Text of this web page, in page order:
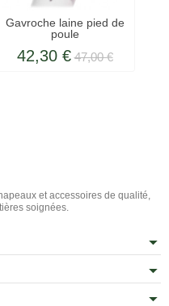
Gavroche laine pied de
poule
42,30 € 47,00 €
et accessoires de qualité,
soignées.